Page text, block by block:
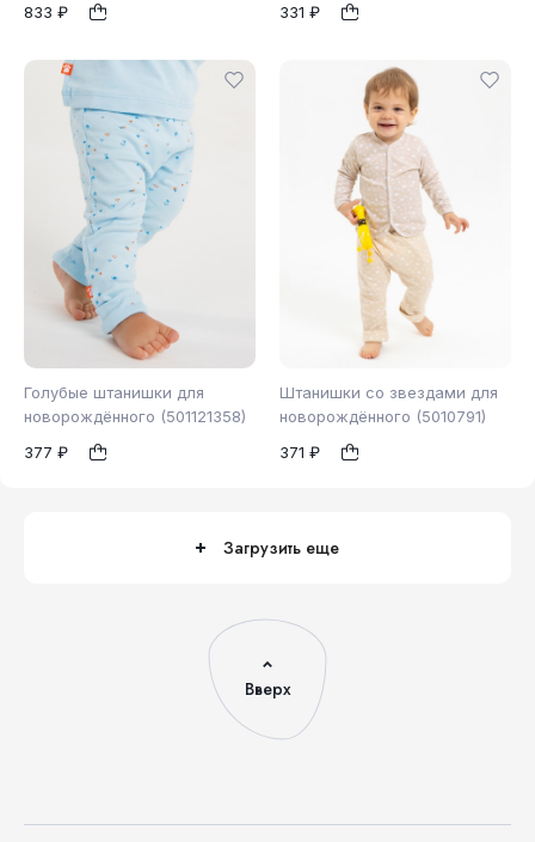
833 ₽
86
331 ₽
68
Голубые штанишки для
новорождённого (501121358)
377 ₽
62 68
Штанишки со звездами для
новорождённого (5010791)
371 ₽
92
Загрузить еще
Вверх